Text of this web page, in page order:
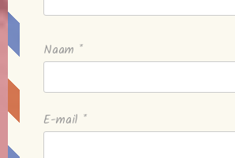
Naam *
E-mail *